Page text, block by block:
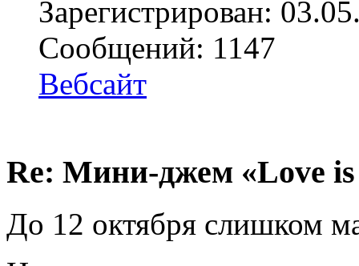
Зарегистрирован:
Сообщений: 1147
Вебсайт
Re: Мини-джем «Love is
До 12 октября слишком